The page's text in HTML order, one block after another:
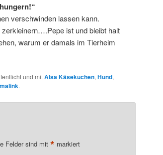
verschwinden lassen kann.
ist und bleibt halt
warum er damals im Tierheim
und mitAlsa Käsekuchen, Hund,
.
Felder sind mit * markiert